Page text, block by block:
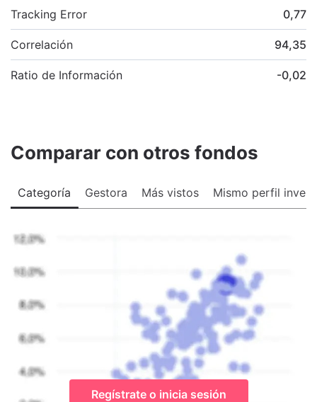
Tracking Error 0,77
Correlación 94,35
Ratio de Información -0,02
Comparar con otros fondos
Categoría Gestora Más vistos Mismo perfil
Regístrate o inicia sesión